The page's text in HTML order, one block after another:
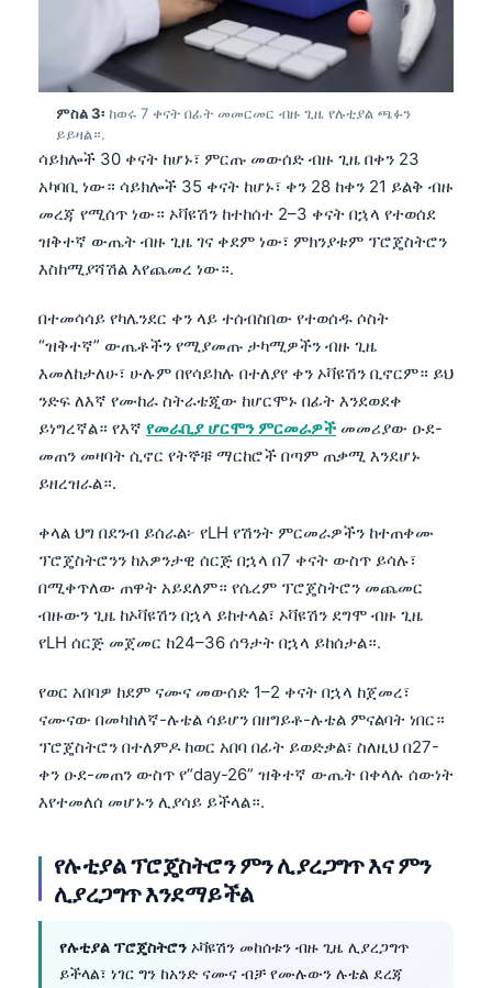
ምስል 3፡ ከወሩ 7 ቀናት በፊት መመርመር ብዙ ጊዜ የሉቲያል ጫፉን
ይይዛል።.
ሳይክሎች 30 ቀናት ከሆኑ፣ ምርጡ መውሰድ ብዙ ጊዜ በቀን 23
አካባቢ ነው። ሳይክሎች 35 ቀናት ከሆኑ፣ ቀን 28 ከቀን 21 ይልቅ ብዙ
መረጃ የሚሰጥ ነው። ኦቫዩሽን ከተከሰተ 2–3 ቀናት በኋላ የተወሰደ
ዝቅተኛ ውጤት ብዙ ጊዜ ገና ቀደም ነው፣ ምክንያቱም ፕሮጄስትሮን
እስከሚያሻሽል እየጨመረ ነው።.
በተመሳሳይ የካሌንደር ቀን ላይ ተሰብስበው የተወሰዱ ሶስት
“ዝቅተኛ” ውጤቶችን የሚያመጡ ታካሚዎችን ብዙ ጊዜ
እመለከታለሁ፣ ሁሉም በየሳይክሉ በተለያየ ቀን ኦቫዩሽን ቢኖርም። ይህ
ንድፍ ለእኛ የሙከራ ስትራቴጂው ከሆርሞኑ በፊት እንደወደቀ
ይነግረኛል። የእኛ የመራቢያ ሆርሞን ምርመራዎች መመሪያው ዑደ-
መጠን መዛባት ሲኖር የትኞቹ ማርከሮች በጣም ጠቃሚ እንደሆኑ
ይዘረዝራል።.
ቀላል ህግ በደንብ ይሰራል፦ የLH የሽንት ምርመራዎችን ከተጠቀሙ
ፕሮጄስትሮንን ከአዎንታዊ ሰርጅ በኋላ በ7 ቀናት ውስጥ ይሳሉ፣
በሚቀጥለው ጠዋት አይደለም። የሴረም ፕሮጄስትሮን መጨመር
ብዙውን ጊዜ ከኦቫዩሽን በኋላ ይከተላል፣ ኦቫዩሽን ደግሞ ብዙ ጊዜ
የLH ሰርጅ መጀመር ከ24–36 ሰዓታት በኋላ ይከሰታል።.
የወር አበባዎ ከደም ናሙና መውሰድ 1–2 ቀናት በኋላ ከጀመረ፣
ናሙናው በመካከለኛ-ሉቴል ሳይሆን በዘግይቶ-ሉቴል ምናልባት ነበር።
ፕሮጄስትሮን በተለምዶ ከወር አበባ በፊት ይወድቃል፣ ስለዚህ በ27-
ቀን ዑደ-መጠን ውስጥ የ“day-26” ዝቅተኛ ውጤት በቀላሉ ሰውነት
እየተመለሰ መሆኑን ሊያሳይ ይችላል።.
የሉቲያል ፕሮጄስትሮን ምን ሊያረጋግጥ እና ምን
ሊያረጋግጥ እንደማይችል
የሉቲያል ፕሮጄስትሮን ኦቫዩሽን መከሰቱን ብዙ ጊዜ ሊያረጋግጥ
ይችላል፣ ነገር ግን ከአንድ ናሙና ብቻ የሙሉውን ሉቴል ደረጃ